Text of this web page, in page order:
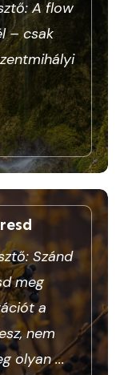
A flow
– csak
Szánd
meg
a
nem
olyan...